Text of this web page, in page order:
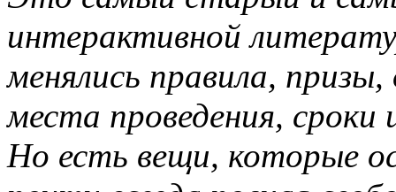
интерактивной
менялись правила,
места проведения, сроки
Но есть вещи, которые